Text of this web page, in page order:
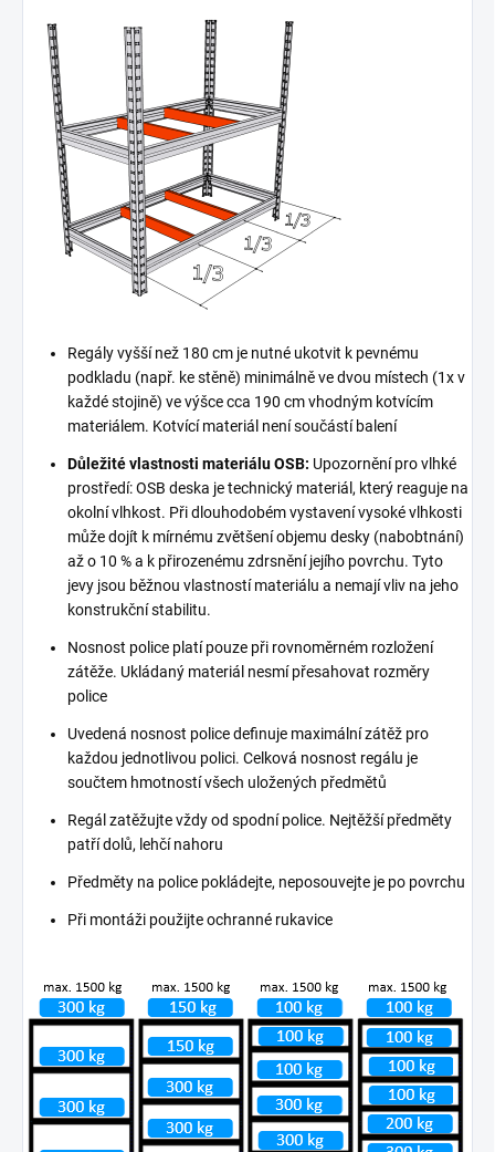
Regály vyšší než 180 cm je nutné ukotvit k pevnému
podkladu (např. ke stěně) minimálně ve dvou místech (1x v
každé stojině) ve výšce cca 190 cm vhodným kotvícím
materiálem. Kotvící materiál není součástí balení
Důležité vlastnosti materiálu OSB: Upozornění pro vlhké
prostředí: OSB deska je technický materiál, který reaguje na
okolní vlhkost. Při dlouhodobém vystavení vysoké vlhkosti
může dojít k mírnému zvětšení objemu desky (nabobtnání)
až o 10 % a k přirozenému zdrsnění jejího povrchu. Tyto
jevy jsou běžnou vlastností materiálu a nemají vliv na jeho
konstrukční stabilitu.
Nosnost police platí pouze při rovnoměrném rozložení
zátěže. Ukládaný materiál nesmí přesahovat rozměry
police
Uvedená nosnost police definuje maximální zátěž pro
každou jednotlivou polici. Celková nosnost regálu je
součtem hmotností všech uložených předmětů
Regál zatěžujte vždy od spodní police. Nejtěžší předměty
patří dolů, lehčí nahoru
Předměty na police pokládejte, neposouvejte je po povrchu
Při montáži použijte ochranné rukavice